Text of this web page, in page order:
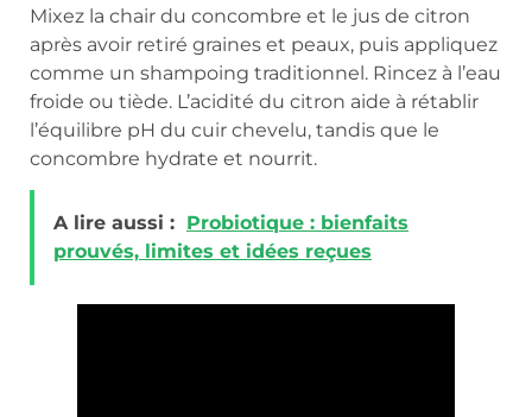
Mixez la chair du concombre et le jus de citron
après avoir retiré graines et peaux, puis appliquez
comme un shampoing traditionnel. Rincez à l’eau
froide ou tiède. L’acidité du citron aide à rétablir
l’équilibre pH du cuir chevelu, tandis que le
concombre hydrate et nourrit.
A lire aussi : Probiotique : bienfaits
prouvés, limites et idées reçues